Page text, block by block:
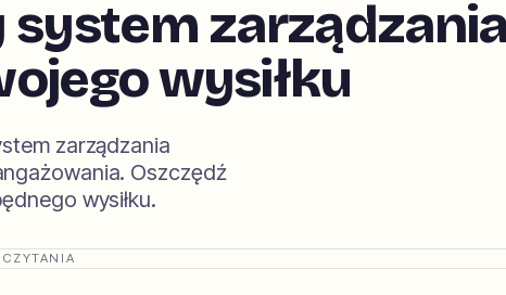
wysiłku
zarządzania
Oszczędź
wysiłku.